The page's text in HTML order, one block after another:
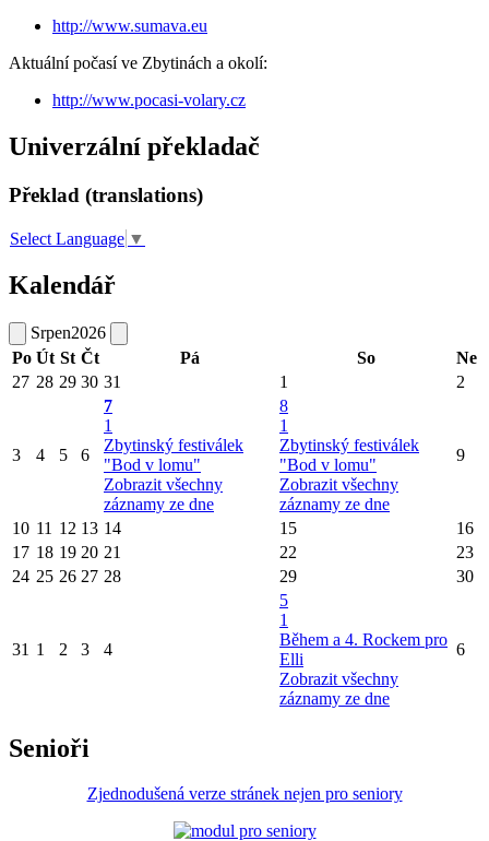
http://www.sumava.eu
Aktuální počasí ve Zbytinách a okolí:
http://www.pocasi-volary.cz
Univerzální překladač
Překlad (translations)
Select Language ▼
Kalendář
Srpen2026
Po Út St Čt Pá So
Ne
27 28 29 30 31 1 2
3 4 5 6
7
1
Zbytinský festiválek
"Bod v lomu"
Zobrazit všechny
záznamy ze dne
8
1
Zbytinský festiválek
"Bod v lomu"
Zobrazit všechny
záznamy ze dne
9
10 11 12 13 14 15
16
17 18 19 20 21 22
23
24 25 26 27 28 29 30
31 1 2 3 4
5
1
Během a 4. Rockem pro
Elli
Zobrazit všechny
záznamy ze dne
6
Senioři
Zjednodušená verze stránek nejen pro seniory